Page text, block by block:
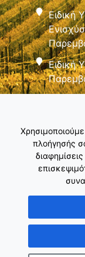
Ειδική
Ειδική
Copyright © Γενική
πλοήγησής